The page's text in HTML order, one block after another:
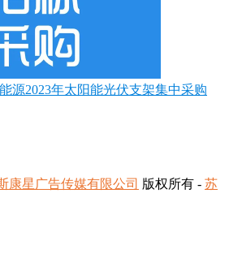
源2023年太阳能光伏支架集中采购
康星广告传媒有限公司 版权所有 - 苏